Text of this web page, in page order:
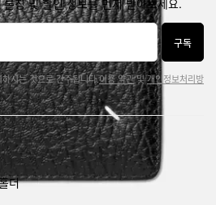
칭 및 할인 정보를 먼저 받아보세요.
구독
시는 것으로 간주됩니다.이용 약관및개인정보처리방
더